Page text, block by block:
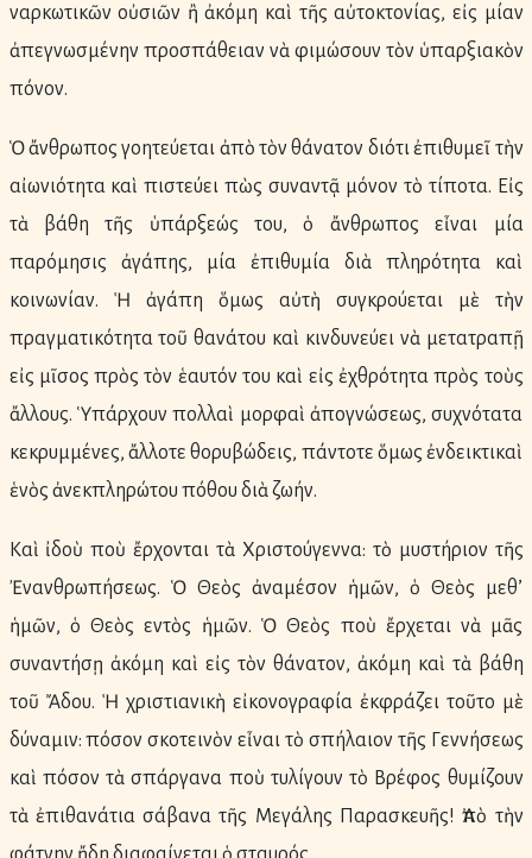
ναρκωτικῶν οὐσιῶν ἢ ἀκόμη καὶ τῆς αὐτοκτονίας, εἰς μίαν
ἀπεγνωσμένην προσπάθειαν νὰ φιμώσουν τὸν ὑπαρξιακὸν
πόνον.
Ὁ ἄνθρωπος γοητεύεται ἀπὸ τὸν θάνατον διότι ἐπιθυμεῖ τὴν
αἰωνιότητα καὶ πιστεύει πὼς συναντᾷ μόνον τὸ τίποτα. Εἰς
τὰ βάθη τῆς ὑπάρξεώς του, ὁ ἄνθρωπος εἶναι μία
παρόμησις ἀγάπης, μία ἐπιθυμία διὰ πληρότητα καὶ
κοινωνίαν. Ἡ ἀγάπη ὅμως αὐτὴ συγκρούεται μὲ τὴν
πραγματικότητα τοῦ θανάτου καὶ κινδυνεύει νὰ μετατραπῇ
εἰς μῖσος πρὸς τὸν ἑαυτόν του καὶ εἰς ἐχθρότητα πρὸς τοὺς
ἄλλους. Ὑπάρχουν πολλαὶ μορφαὶ ἀπογνώσεως, συχνότατα
κεκρυμμένες, ἄλλοτε θορυβώδεις, πάντοτε ὅμως ἐνδεικτικαὶ
ἑνὸς ἀνεκπληρώτου πόθου διὰ ζωήν.
Καὶ ἰδοὺ ποὺ ἔρχονται τὰ Χριστούγεννα: τὸ μυστήριον τῆς
Ἐνανθρωπήσεως. Ὁ Θεὸς ἀναμέσον ἡμῶν, ὁ Θεὸς μεθ’
ἡμῶν, ὁ Θεὸς εντὸς ἡμῶν. Ὁ Θεὸς ποὺ ἔρχεται νὰ μᾶς
συναντήσῃ ἀκόμη καὶ εἰς τὸν θάνατον, ἀκόμη καὶ τὰ βάθη
τοῦ Ἄδου. Ἡ χριστιανικὴ εἰκονογραφία ἐκφράζει τοῦτο μὲ
δύναμιν: πόσον σκοτεινὸν εἶναι τὸ σπήλαιον τῆς Γεννήσεως
καὶ πόσον τὰ σπάργανα ποὺ τυλίγουν τὸ Βρέφος θυμίζουν
τὰ ἐπιθανάτια σάβανα τῆς Μεγάλης Παρασκευῆς! Ἀπὸ τὴν